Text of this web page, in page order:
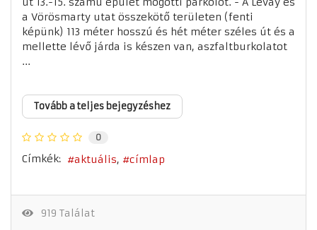
a Vörösmarty utat összekötő területen (fenti
képünk) 113 méter hosszú és hét méter széles út és a
mellette lévő járda is készen van, aszfaltburkolatot
...
Tovább a teljes bejegyzéshez
0
Címkék: aktuális címlap
919 Találat